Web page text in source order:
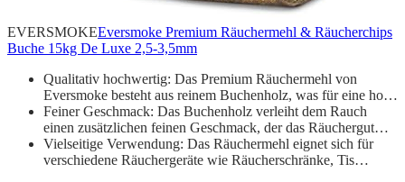
EVERSMOKEEversmoke Premium Räuchermehl & Räucherchips
Buche 15kg De Luxe 2,5-3,5mm
Qualitativ hochwertig: Das Premium Räuchermehl von
Eversmoke besteht aus reinem Buchenholz, was für eine ho…
Feiner Geschmack: Das Buchenholz verleiht dem Rauch
einen zusätzlichen feinen Geschmack, der das Räuchergut…
Vielseitige Verwendung: Das Räuchermehl eignet sich für
verschiedene Räuchergeräte wie Räucherschränke, Tis…